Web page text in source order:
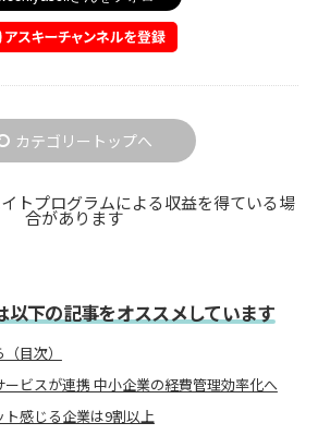
カテゴリートップへ
トプログラムによる収益を得ている場
合があります
以下の記事をオススメしています
目次）
ビスが連携 中小企業の経費管理効率化へ
感じる企業は9割以上